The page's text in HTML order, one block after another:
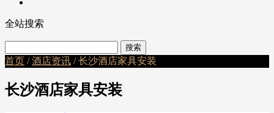
全站搜索
首页 /酒店资讯 / 长沙酒店家具安装
长沙酒店家具安装